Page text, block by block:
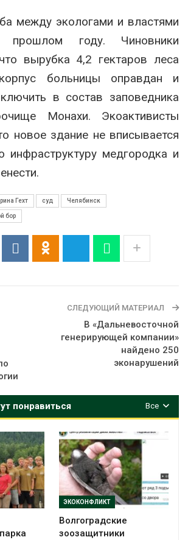
между экологами и властями
прошлом году. Чиновники
вырубка 4,2 гектаров леса
больницы оправдан и
в состав заповедника
Монахи. Экоактивисты
новое здание не вписывается
инфраструктуру медгородка и
Гехт суд Челябинск
бор
СЛЕДУЮЩИЙ МАТЕРИАЛ
В «Дальневосточной
генерирующей компании»
найдено 250
эконарушений
Все
понравиться
ЭКОКОНФЛИКТ
Волгоградские
зоозащитники